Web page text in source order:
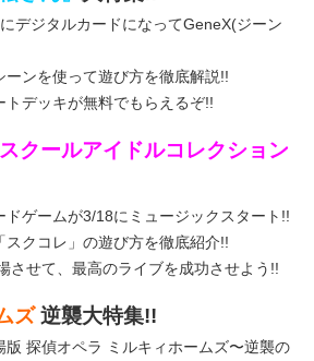
デジタルカードになってGeneX(ジーン
ーンを使って遊び方を徹底解説!!
トデッキが無料でもらえるぞ!!
クールアイドルコレクション
ドゲームが3/18にミュージックスタート!!
スクコレ」の遊び方を徹底紹介!!
させて、最高のライブを成功させよう!!
ズ逆襲大特集!!
版 探偵オペラ ミルキィホームズ〜逆襲の